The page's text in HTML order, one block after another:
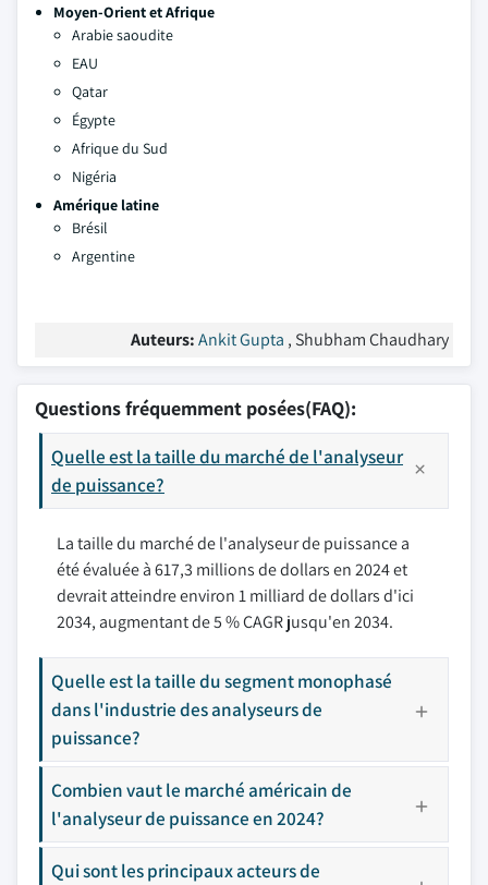
Moyen-Orient et Afrique
Arabie saoudite
EAU
Qatar
Égypte
Afrique du Sud
Nigéria
Amérique latine
Brésil
Argentine
Auteurs:Ankit Gupta , Shubham Chaudhary
Questions fréquemment posées(FAQ):
Quelle est la taille du marché de l'analyseur
de puissance?
La taille du marché de l'analyseur de puissance a
été évaluée à 617,3 millions de dollars en 2024 et
devrait atteindre environ 1 milliard de dollars d'ici
2034, augmentant de 5 % CAGR jusqu'en 2034.
Quelle est la taille du segment monophasé
dans l'industrie des analyseurs de
puissance?
Combien vaut le marché américain de
l'analyseur de puissance en 2024?
Qui sont les principaux acteurs de